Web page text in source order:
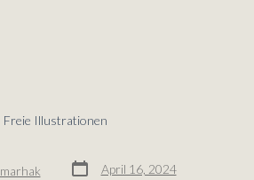
Freie Illustrationen
marhak April 16, 2024